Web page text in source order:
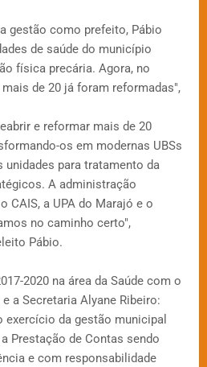
gestão como prefeito, Pábio
de saúde do município
física precária. Agora, no
de 20 já foram reformadas",
e reformar mais de 20
os em modernas UBSs
para tratamento da
A administração
CAIS, a UPA do Marajó e o
no caminho certo",
Pábio.
2020 na área da Saúde com o
a Secretaria Alyane Ribeiro:
exercício da gestão municipal
Prestação de Contas sendo
e com responsabilidade